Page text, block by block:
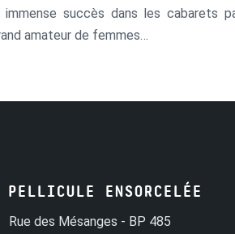
succès dans les cabarets
amateur de femmes…
PELLICULE ENSORCELÉE
Rue des Mésanges - BP 485